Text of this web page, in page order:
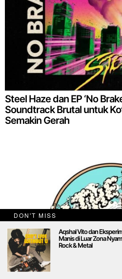
Steel Haze dan EP ‘No
Soundtrack Brutal untuk
Semakin Gerah
DON'T MISS
Aqshal Vito dan
Manis di Luar Zona
Rock & Metal